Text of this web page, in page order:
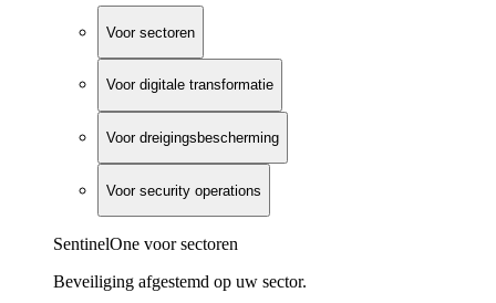
Voor sectoren
Voor digitale transformatie
Voor dreigingsbescherming
Voor security operations
SentinelOne voor sectoren
Beveiliging afgestemd op uw sector.